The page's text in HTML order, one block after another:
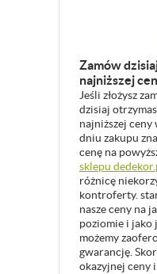
Zamów
najniższej
Jeśli złożysz
dzisiaj
najniższej ceny
dniu zakupu
cenę na
sklepu
różnicę
kontroferty.
nasze ceny na
poziomie i jako
możemy
gwarancję.
okazyjnej ceny